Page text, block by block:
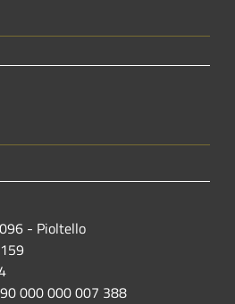
- Pioltello
000 000 007 388